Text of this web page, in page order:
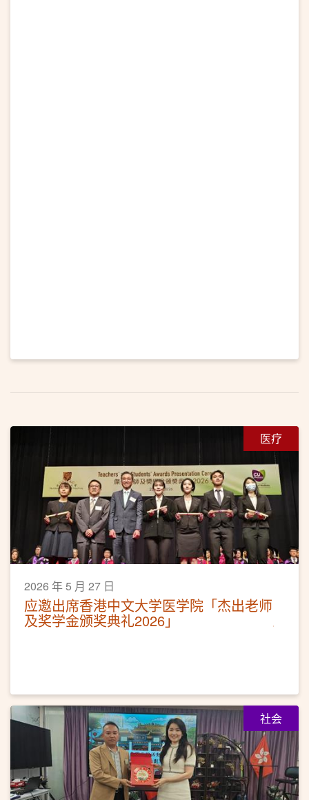
医疗
2026 年 5 月 27 日
应邀出席香港中文大学医学院「杰出老师
及奖学金颁奖典礼2026」
社会